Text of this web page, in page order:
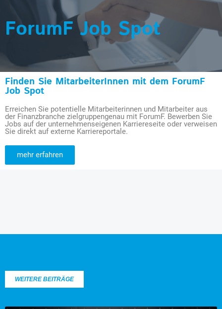
ForumF Job Spot
Finden Sie MitarbeiterInnen mit dem ForumF
Job Spot
Erreichen Sie potentielle Mitarbeiterinnen und Mitarbeiter aus
der Finanzbranche zielgruppengenau mit ForumF. Bewerben Sie
Jobs auf der unternehmenseigenen Karriereseite oder verweisen
Sie direkt auf externe Karriereportale.
mehr erfahren
WEITERE BEITRÄGE